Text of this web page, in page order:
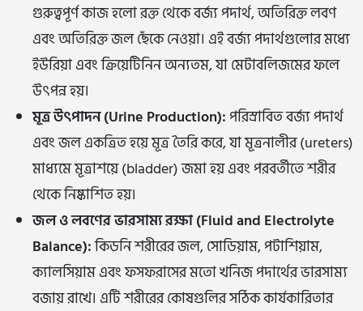
গুরুত্বপূর্ণ কাজ হলো রক্ত থেকে বর্জ্য পদার্থ, অতিরিক্ত লবণ
এবং অতিরিক্ত জল ছেঁকে নেওয়া। এই বর্জ্য পদার্থগুলোর মধ্যে
ইউরিয়া এবং ক্রিয়েটিনিন অন্যতম, যা মেটাবলিজমের ফলে
উৎপন্ন হয়।
মূত্র উৎপাদন (Urine Production): পরিস্রাবিত বর্জ্য পদার্থ
এবং জল একত্রিত হয়ে মূত্র তৈরি করে, যা মূত্রনালীর (ureters)
মাধ্যমে মূত্রাশয়ে (bladder) জমা হয় এবং পরবর্তীতে শরীর
থেকে নিষ্কাশিত হয়।
জল ও লবণের ভারসাম্য রক্ষা (Fluid and Electrolyte
Balance):কিডনি শরীরের জল, সোডিয়াম, পটাশিয়াম,
ক্যালসিয়াম এবং ফসফরাসের মতো খনিজ পদার্থের ভারসাম্য
বজায় রাখে। এটি শরীরের কোষগুলির সঠিক কার্যকারিতার